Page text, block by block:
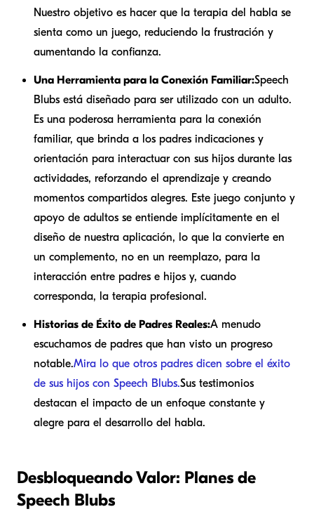
Nuestro objetivo es hacer que la terapia del habla se
sienta como un juego, reduciendo la frustración y
aumentando la confianza.
Una Herramienta para la Conexión Familiar:Speech
Blubs está diseñado para ser utilizado con un adulto.
Es una poderosa herramienta para la conexión
familiar, que brinda a los padres indicaciones y
orientación para interactuar con sus hijos durante las
actividades, reforzando el aprendizaje y creando
momentos compartidos alegres. Este juego conjunto y
apoyo de adultos se entiende implícitamente en el
diseño de nuestra aplicación, lo que la convierte en
un complemento, no en un reemplazo, para la
interacción entre padres e hijos y, cuando
corresponda, la terapia profesional.
Historias de Éxito de Padres Reales:A menudo
escuchamos de padres que han visto un progreso
notable.Mira lo que otros padres dicen sobre el éxito
de sus hijos con Speech Blubs.Sus testimonios
destacan el impacto de un enfoque constante y
alegre para el desarrollo del habla.
Desbloqueando Valor: Planes de
Speech Blubs